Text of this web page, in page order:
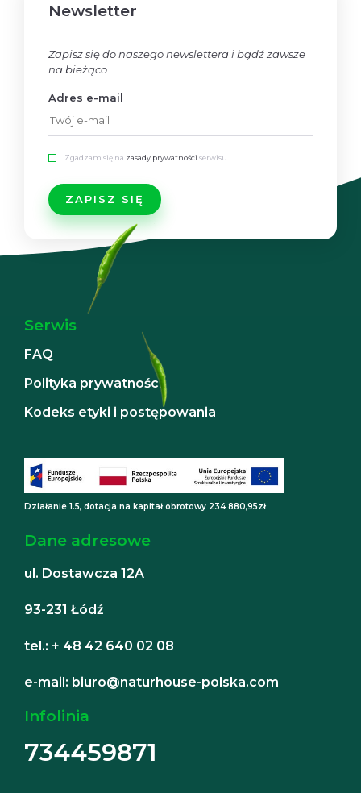
Newsletter
Zapisz się do naszego newslettera i bądź zawsze
na bieżąco
Adres e-mail
Zgadzam się na zasady prywatności serwisu
Serwis
FAQ
Polityka prywatności
Kodeks etyki i postępowania
Działanie 1.5, dotacja na kapitał obrotowy 234 880,95zł
Dane adresowe
ul. Dostawcza 12A
93-231 Łódź
tel.: + 48 42 640 02 08
e-mail: biuro@naturhouse-polska.com
Infolinia
734459871